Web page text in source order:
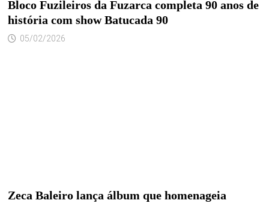
Bloco Fuzileiros da Fuzarca completa 90 anos de
história com show Batucada 90
05/02/2026
Zeca Baleiro lança álbum que homenageia